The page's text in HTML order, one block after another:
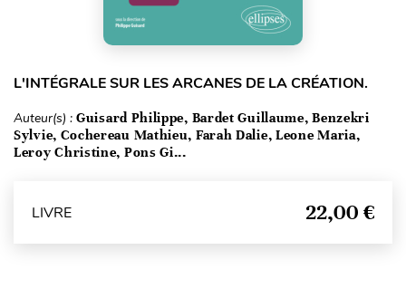
L'INTÉGRALE SUR LES ARCANES DE LA CRÉATION.
Auteur(s) : Guisard Philippe, Bardet Guillaume, Benzekri
Sylvie, Cochereau Mathieu, Farah Dalie, Leone Maria,
Leroy Christine, Pons Gi...
LIVRE 22,00 €